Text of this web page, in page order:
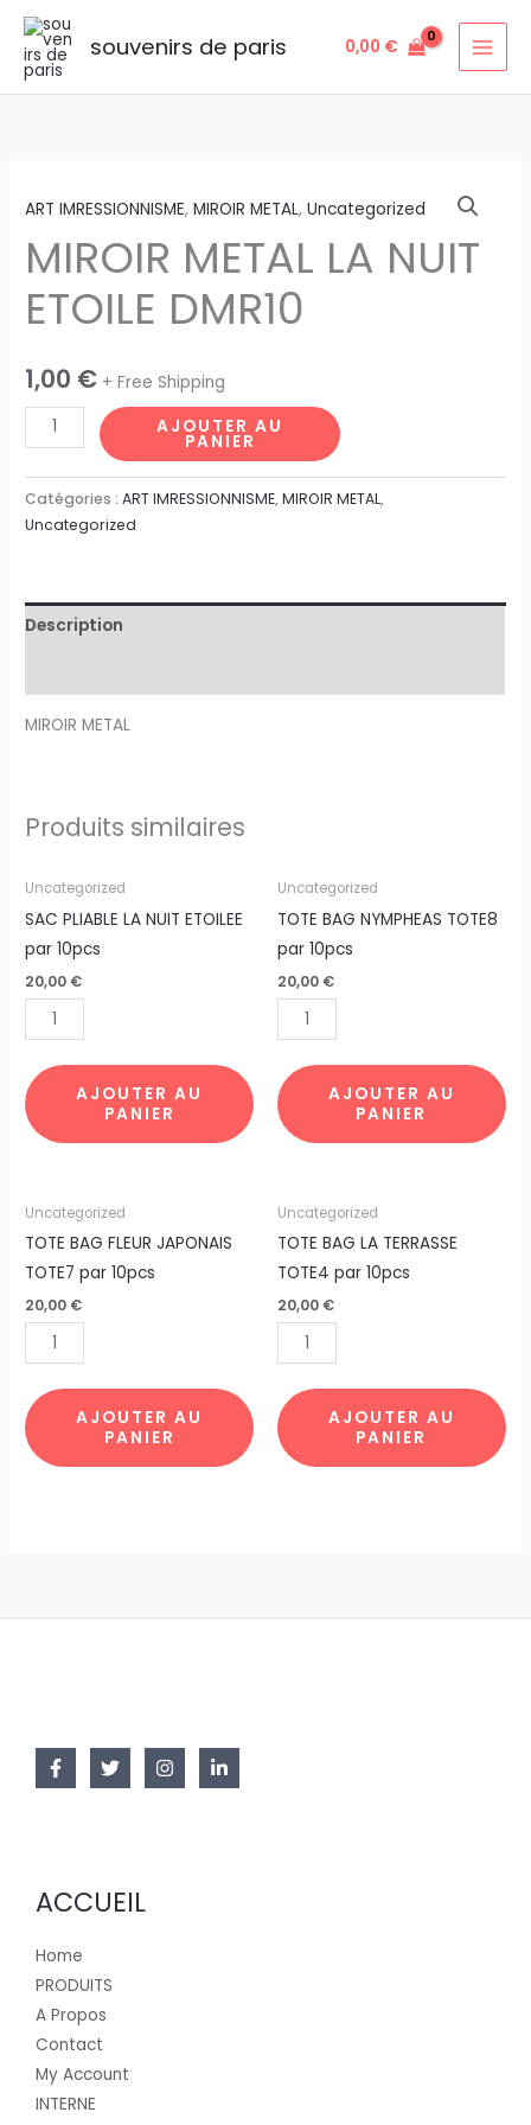
Aller
contenu
souvenirs de paris 0,00 €
ART IMRESSIONNISME,MIROIR METAL,Uncategorized
MIROIR METAL LA NUIT
ETOILE DMR10
1,00 € + Free Shipping
de
MIROIR
METAL
LA
NUIT
DMR10
AJOUTER AU
PANIER
Catégories :ART IMRESSIONNISME,MIROIR METAL,
Uncategorized
Description
MIROIR METAL
Produits similaires
Uncategorized
SAC PLIABLE LA NUIT ETOILEE
par 10pcs
20,00 €
quantité
de
SAC
LA
NUIT
par
10pcs
AJOUTER AU
PANIER
Uncategorized
TOTE BAG NYMPHEAS TOTE8
par 10pcs
20,00 €
quantité
de
TOTE
NYMPHEAS
TOTE8
10pcs
AJOUTER AU
PANIER
Uncategorized
TOTE BAG FLEUR JAPONAIS
TOTE7 par 10pcs
20,00 €
quantité
de
TOTE
FLEUR
JAPONAIS
par
10pcs
AJOUTER AU
PANIER
Uncategorized
TOTE BAG LA TERRASSE
TOTE4 par 10pcs
20,00 €
quantité
de
TOTE
LA
TERRASSE
par
10pcs
AJOUTER AU
PANIER
ACCUEIL
Home
PRODUITS
A Propos
Contact
My Account
INTERNE